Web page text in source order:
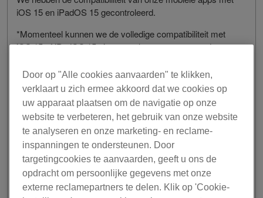
iOS 15 en iPadOS 15 gecontroleerd.
*Momenteel kunnen we de volledige compatibiliteit met
iOS 15 of iPadOS 15 niet voor al onze apps garanderen.
over iOS 15 and iPadOS 15.
*Klikhiervoor meer informatie over de compatibiliteit met
macOS Monterey.
rekordbox voor iOS :
Controle afgerond
DJM-REC :
Controle afgerond *2
RMX-1000 voor iPad : Controle afgerond
WeDJ voor iPhone :
Controle afgerond
WeDJ voor iPad :
Controle afgerond
Door op "Alle cookies aanvaarden" te klikken,
verklaart u zich ermee akkoord dat we cookies op
uw apparaat plaatsen om de navigatie op onze
website te verbeteren, het gebruik van onze website
te analyseren en onze marketing- en reclame-
inspanningen te ondersteunen. Door
targetingcookies te aanvaarden, geeft u ons de
opdracht om persoonlijke gegevens met onze
externe reclamepartners te delen. Klik op 'Cookie-